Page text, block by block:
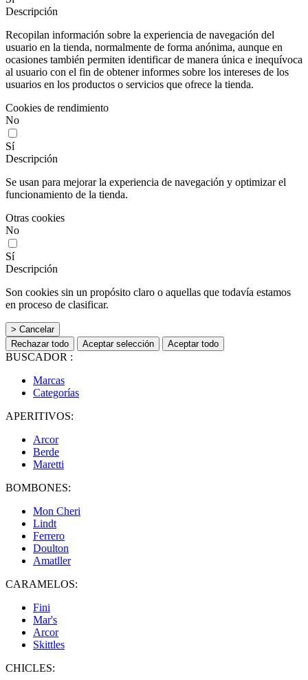
Descripción
Recopilan información sobre la experiencia de navegación del
usuario en la tienda, normalmente de forma anónima, aunque en
ocasiones también permiten identificar de manera única e inequívoca
al usuario con el fin de obtener informes sobre los intereses de los
usuarios en los productos o servicios que ofrece la tienda.
Cookies de rendimiento
No
Sí
Descripción
Se usan para mejorar la experiencia de navegación y optimizar el
funcionamiento de la tienda.
Otras cookies
No
Sí
Descripción
Son cookies sin un propósito claro o aquellas que todavía estamos
en proceso de clasificar.
> Cancelar
Rechazar todo
Aceptar selección Aceptar todo
BUSCADOR :
Marcas
Categorías
APERITIVOS:
Arcor
Berde
Maretti
BOMBONES:
Mon Cheri
Lindt
Ferrero
Doulton
Amatller
CARAMELOS:
Fini
Mar's
Arcor
Skittles
CHICLES: